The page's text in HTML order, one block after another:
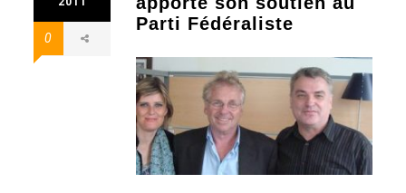
0
Parti Fédéraliste